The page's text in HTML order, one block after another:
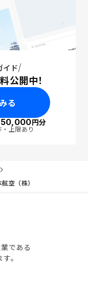
イド
公開中！
る
50,000円分
上限あり
航空（株）
である
。